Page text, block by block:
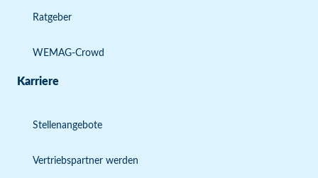
Ratgeber
WEMAG-Crowd
Karriere
Stellenangebote
Vertriebspartner werden